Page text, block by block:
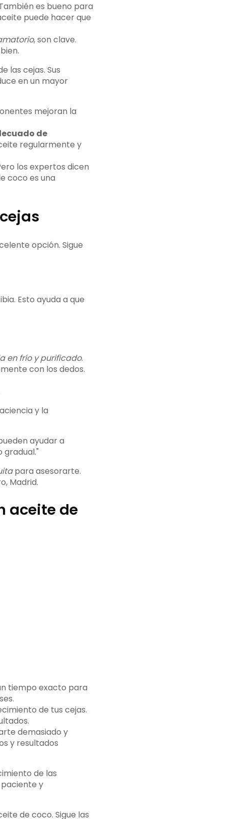
es bueno para
puede hacer que
, son clave.
las cejas. Sus
en un mayor
mejoran la
de
regularmente y
los expertos dicen
coco es una
opción. Sigue
Esto ayuda a que
en frío y purificado.
con los dedos.
y la
ayudar a
gradual."
para asesorarte.
Madrid.
aceite de
tiempo exacto para
de tus cejas.
demasiado y
y resultados
de las
paciente y
de coco. Sigue las